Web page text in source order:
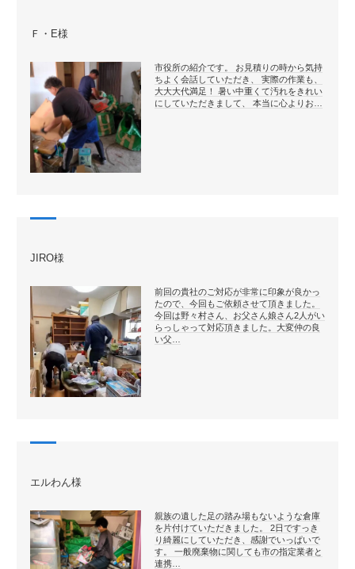
Ｆ・E様
市役所の紹介です。 お見積りの時から気持
ちよく会話していただき、 実際の作業も、
大大大代満足！ 暑い中重くて汚れをきれい
にしていただきまして、 本当に心よりお…
JIRO様
前回の貴社のご対応が非常に印象が良かっ
たので、今回もご依頼させて頂きました。
今回は野々村さん、お父さん娘さん2人がい
らっしゃって対応頂きました。大変仲の良
い父…
エルわん様
親族の遺した足の踏み場もないような倉庫
を片付けていただきました。 2日ですっき
り綺麗にしていただき、感謝でいっぱいで
す。 一般廃棄物に関しても市の指定業者と
連携…